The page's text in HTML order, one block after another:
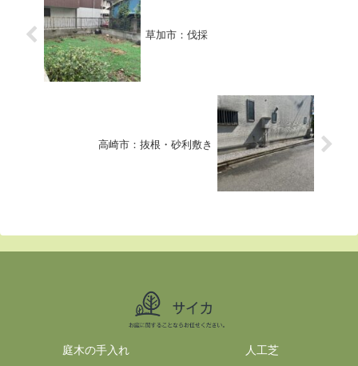
草加市：伐採
高崎市：抜根・砂利敷き
庭木の手入れ 人工芝